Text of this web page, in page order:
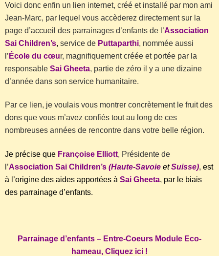
Voici donc enfin un lien internet, créé et installé par mon ami
Jean-Marc, par lequel vous accèderez directement sur la
page d’accueil des parrainages d’enfants de l’Association
Sai Children’s, service de Puttaparthi, nommée aussi
l’ École du cœur, magnifiquement créée et portée par la
responsable Sai Gheeta, partie de zéro il y a une dizaine
d’année dans son service humanitaire.
Par ce lien, je voulais vous montrer concrètement le fruit des
dons que vous m’avez confiés tout au long de ces
nombreuses années de rencontre dans votre belle région.
Je précise que Françoise Elliott, Présidente de
l’Association Sai Children’s (Haute-Savoie etSuisse), est
à l’origine des aides apportées à Sai Gheeta, par le biais
des parrainage d’enfants.
Parrainage d’enfants – Entre-Coeurs Module Eco-
hameau, Cliquez ici !